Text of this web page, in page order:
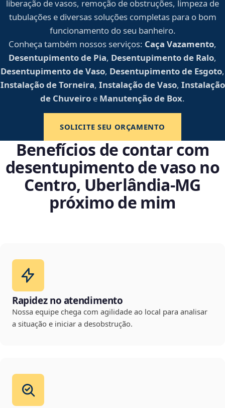
liberação de vasos, remoção de obstruções, limpeza de
tubulações e diversas soluções completas para o bom
funcionamento do seu banheiro.
Conheça também nossos serviços: Caça Vazamento,
Desentupimento de Pia, Desentupimento de Ralo,
Desentupimento de Vaso, Desentupimento de Esgoto,
Instalação de Torneira, Instalação de Vaso, Instalação
de Chuveiro e Manutenção de Box.
SOLICITE SEU ORÇAMENTO
Benefícios de contar com
desentupimento de vaso no
Centro, Uberlândia‑MG
próximo de mim
Rapidez no atendimento
Nossa equipe chega com agilidade ao local para analisar
a situação e iniciar a desobstrução.